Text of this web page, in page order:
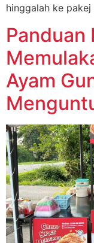
hinggalah ke
Panduan
Ayam